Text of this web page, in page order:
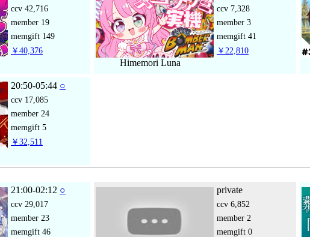
ccv 42,716
member 19
memgift 149
￥40,376
Himemori Luna
ccv 7,328
member 3
memgift 41
￥22,810
20:50-05:44 ○
ccv 17,085
member 24
memgift 5
￥32,511
21:00-02:12 ○
ccv 29,017
member 23
memgift 46
private
ccv 6,852
member 2
memgift 0